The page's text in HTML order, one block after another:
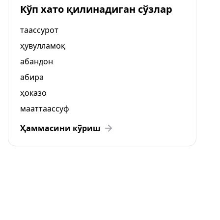
Кўп хато қилинадиган сўзлар
таассурот
ҳувулламоқ
абандон
абира
ҳоказо
мааттаассуф
Ҳаммасини кўриш